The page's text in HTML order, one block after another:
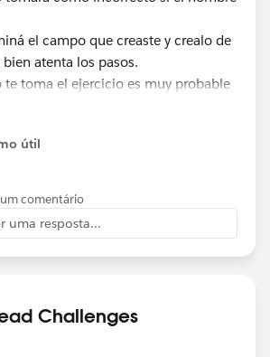
el campo que creaste y crealo de
atenta los pasos.
te toma el ejercicio es muy probable
útil
comentário
uma resposta...
Challenges